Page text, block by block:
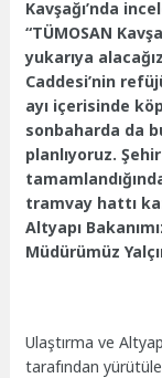
Kavşağı’nda
“TÜMOSAN
yukarıya
Caddesi’nin
ayı içerisinde
sonbaharda da
planlıyoruz.
tramvay hattı
Altyapı
Müdürümüz
Ulaştırma ve
tarafından